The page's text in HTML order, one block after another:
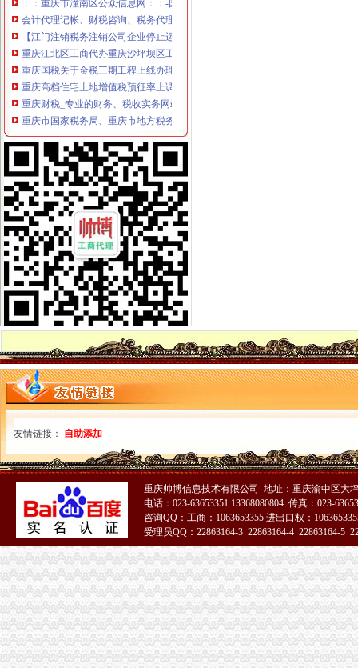
会计代理记帐、财税咨询、税务代理-重庆便民网
【江门注销税务注销公司企业停止运营不注销后果严重】-鹤山沙坪易
重庆江北区工商代办重庆沙坪坝区工商代办【渝盾】_其他加盟-中国
重庆国税关于金税三期工程上线办理有关涉税事项的公告_地方规-
重庆高档住宅土地增值税预征率上调至2%_东方财富网
重庆财税_专业的财务、税收实务网站-亿企赢财税资讯
重庆市国家税务局、重庆市地方税务局、重庆市工商管理局转发国
有重庆的朋友吗？你在天津过的还好吗？（转载）_天津_天涯论坛_天
重庆注册税务招聘_重庆注册税务招聘信息_智联重庆招聘网_找工作求
《重庆市国税小规模申报》_优秀范文十篇
重庆招聘税务专员_重庆弘昇管道有限公司招聘-汇博网
重庆税务登记证挂失电话-沙坪坝沙坪坝广告媒-重庆58同城
【税收管理】重庆市地方税务局关于印发《“三证合一、一照一码”
重庆地税的微博
重庆税务策划招聘_重庆税务策划招聘信息_智联重庆招聘网_找工作求
重庆沙坪坝门户网
重庆国税网上申报系统：
重庆营业执照代办【工商代办免费咨询】重庆益尚利财务管理有限公司
重庆财税公司-重庆亿源公司_重庆亿源_重庆市亿源财税咨询公司_重庆
代理记账|税务代理与咨询-重庆君立企业管理咨询有限公司
重庆高档住宅土地增值税预征率上调至2%_网易北京房产频道
重庆代理各项纳税申报-商务服务-久久信息网
【代理记帐、办理工商税务相关事宜等】厂家,价格,图片_重庆正青
重庆代理记账如何办理税务登记变更_搜狐其它_搜狐网
国务制办公室地方规章重庆市税收征管保障办
重庆财务会计-税务招聘-新百胜餐饮（武汉）有限公司招聘信息_重庆
重庆高档住宅土地增值税预征率上调至2%_国内新闻_烟台房产网_买
重庆市税收征管保障办-重庆农业农村信息网
重庆市旭鑫工商税务咨询有限公司-百姓网
重庆亿源财税
“营改增”政策深度解析与操作实务专题李老师,04月16日重庆税
立信税务师事务所有限公司重庆分公司
重庆发票新规定,税务金四期上线！-企业税收优惠政策-重庆市黔江
重庆税务注销
重庆发票新规定,税务金四期上线！-企业税收优惠政策-重庆市黔江
重庆注册税务招聘_重庆注册税务招聘信息_智联重庆招聘网_找工作求
重庆高档住宅土地增值税预征率上调至2%_国内新闻_烟台房产网_买
《一般纳税人注销流程》100篇第一文库网
重庆工商注册代理记账变更税务财务佼佼泽工商
友情链接： 自助添加
重庆帅博信息技术有限公司 地址：重庆渝中区大
电话：023-63653351 13368080804 传真：023-
咨询QQ：工商：1063653355 进出口权：
受理员QQ：22863164-3 22863164-4 22863164-5